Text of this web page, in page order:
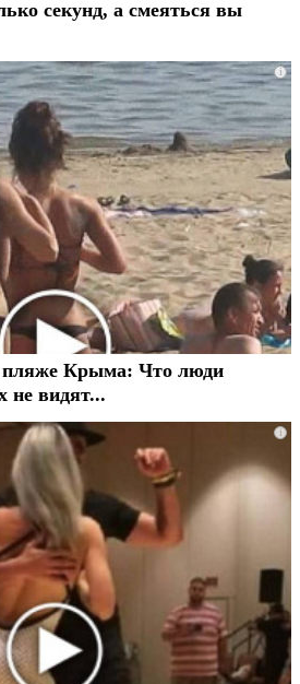
секунд, а смеяться вы
i
Крыма: Что люди
не видят...
i